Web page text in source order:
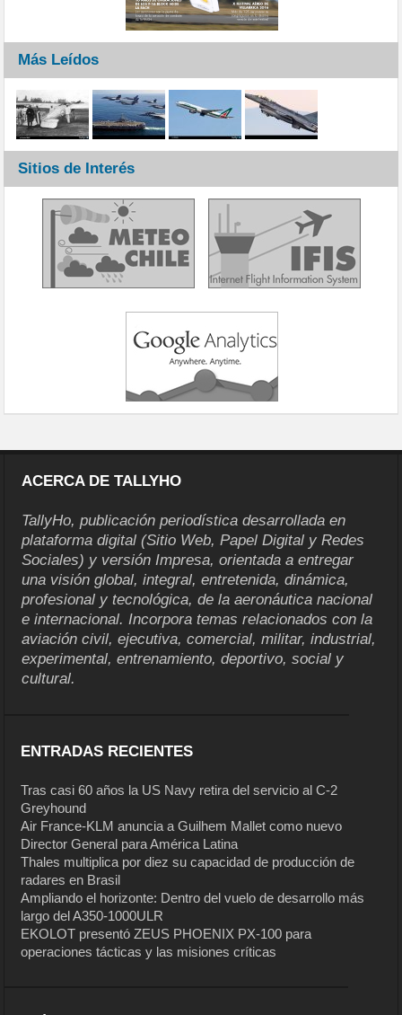
Más Leídos
Sitios de Interés
ACERCA DE TALLYHO
TallyHo, publicación periodística desarrollada en
plataforma digital (Sitio Web, Papel Digital y Redes
Sociales) y versión Impresa, orientada a entregar
una visión global, integral, entretenida, dinámica,
profesional y tecnológica, de la aeronáutica nacional
e internacional. Incorpora temas relacionados con la
aviación civil, ejecutiva, comercial, militar, industrial,
experimental, entrenamiento, deportivo, social y
cultural.
ENTRADAS RECIENTES
Tras casi 60 años la US Navy retira del servicio al C-2
Greyhound
Air France-KLM anuncia a Guilhem Mallet como nuevo
Director General para América Latina
Thales multiplica por diez su capacidad de producción de
radares en Brasil
Ampliando el horizonte: Dentro del vuelo de desarrollo más
largo del A350-1000ULR
EKOLOT presentó ZEUS PHOENIX PX-100 para
operaciones tácticas y las misiones críticas